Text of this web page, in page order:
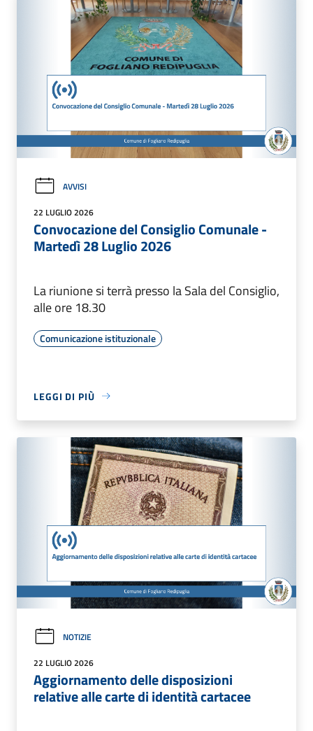
AVVISI
22 LUGLIO 2026
Convocazione del Consiglio Comunale -
Martedì 28 Luglio 2026
La riunione si terrà presso la Sala del Consiglio,
alle ore 18.30
Comunicazione istituzionale
LEGGI DI PIÙ
NOTIZIE
22 LUGLIO 2026
Aggiornamento delle disposizioni
relative alle carte di identità cartacee